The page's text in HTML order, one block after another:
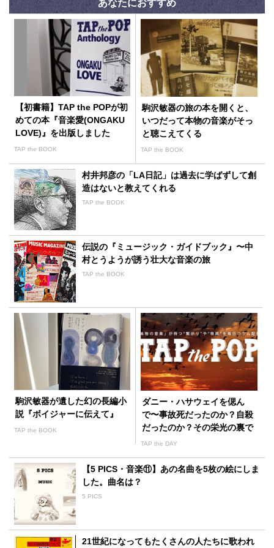
あなたにおすすめ
【初書籍】TAP the POPが初
めての本『音楽愛(ONGAKU
LOVE)』を出版しました
TAP the BOOK
駒沢敏器の旅の本を開くと、
いつだって本物の音楽がそっ
と聴こえてくる
TAP the BOOK
村井邦彦の「LA日記」は過去に学ばずして創
造はないと教えてくれる
TAP the BOOK
伝説の『ミュージック・ガイドブック』〜中
村とうようが誘う壮大な音楽の旅
TAP the BOOK
駒沢敏器が遺した幻の長編小
説『ボイジャーに伝えて』
TAP the BOOK
ダニー・ハサウェイを偲ん
で〜事故死だったのか？自殺
だったのか？その栄光の裏で
彼が苦悩しみ続けたものと
TAP the DAY
【5 PICS・音楽⑪】あの名曲を5枚の絵にしま
した。曲名は？
5 PICS
21世紀になってもたくさんの人たちに歌われ